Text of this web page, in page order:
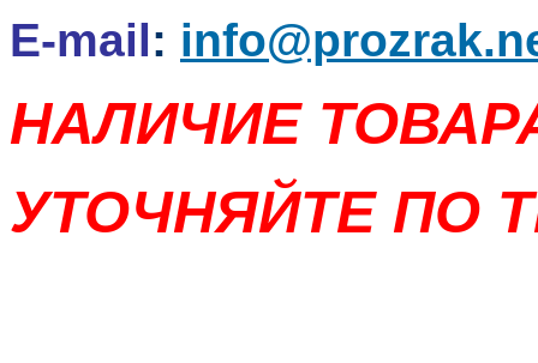
E-mail:
НАЛИЧИЕ
УТОЧНЯЙТЕ ПО